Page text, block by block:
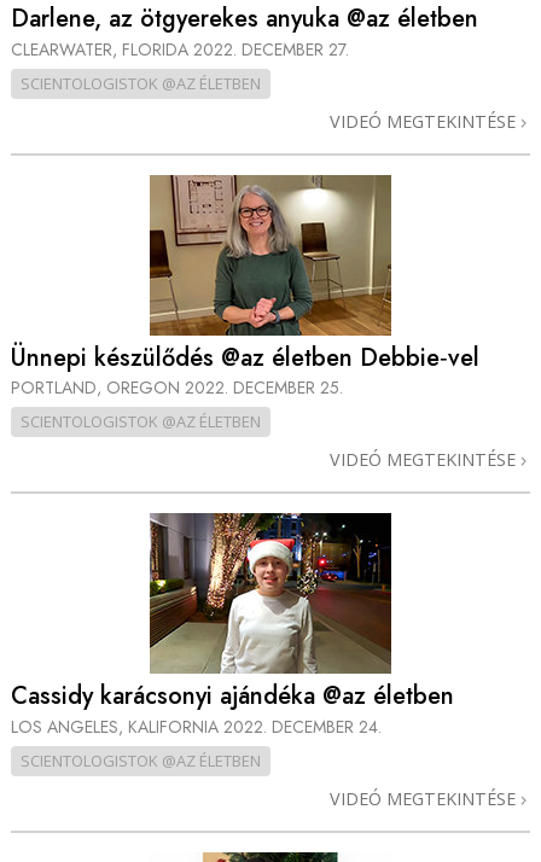
Darlene, az ötgyerekes anyuka @az életben
CLEARWATER, FLORIDA 2022. DECEMBER 27.
SCIENTOLOGISTOK @AZ ÉLETBEN
VIDEÓ MEGTEKINTÉSE
Ünnepi készülődés @az életben Debbie‑vel
PORTLAND, OREGON 2022. DECEMBER 25.
SCIENTOLOGISTOK @AZ ÉLETBEN
VIDEÓ MEGTEKINTÉSE
Cassidy karácsonyi ajándéka @az életben
LOS ANGELES, KALIFORNIA 2022. DECEMBER 24.
SCIENTOLOGISTOK @AZ ÉLETBEN
VIDEÓ MEGTEKINTÉSE